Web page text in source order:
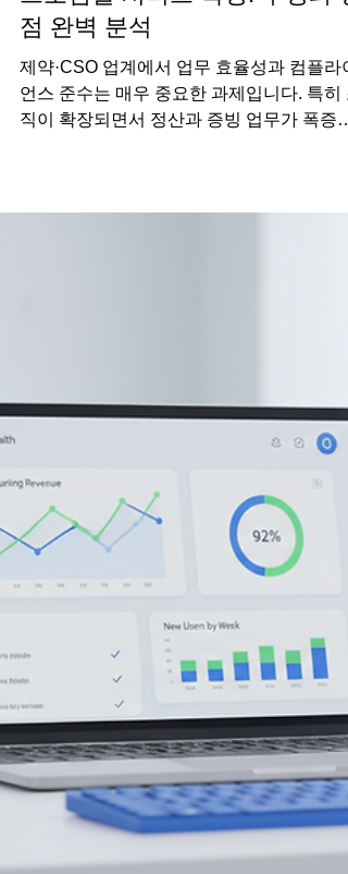
프로엠알 서비스 특징: 구성과
점 완벽 분석
직이 확장되면서 정산과 증빙 업무가 폭증하
데이터 기반으로 협업하는 지능형 플랫폼입
다. ‘사람은 결정하고 AI는 실행’하는 시스템
로 수기 관리를 혁신하고, 투명한 데이터 자
으로 산업 전체의 성공 가능성을 높이는 데
점을 두고 있습니다. 프로엠알 서비스 특징:
심 구성 요소 프로엠알 서비스는 크게 네 가
주요 구성 요소로 이루어져 있습니다. 각 구
요소는 제약·CSO 업계 실무자들이 직면하
산 및 증빙 자동화 시스템 수기 및 엑셀 기반의
복잡한